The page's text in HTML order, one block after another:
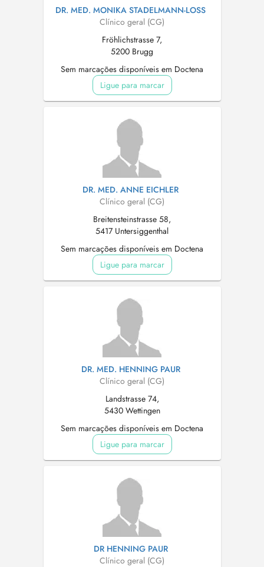
DR. MED. MONIKA STADELMANN-LOSS
Clínico geral (CG)
Fröhlichstrasse 7,
5200 Brugg
Sem marcações disponíveis em Doctena
Ligue para marcar
DR. MED. ANNE EICHLER
Clínico geral (CG)
Breitensteinstrasse 58,
5417 Untersiggenthal
Sem marcações disponíveis em Doctena
Ligue para marcar
DR. MED. HENNING PAUR
Clínico geral (CG)
Landstrasse 74,
5430 Wettingen
Sem marcações disponíveis em Doctena
Ligue para marcar
DR HENNING PAUR
Clínico geral (CG)